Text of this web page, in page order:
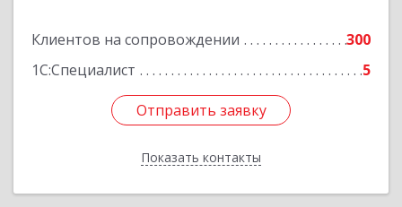
Клиентов на сопровождении
300
1С:Специалист
5
Отправить заявку
Показать контакты
Отправить заявку
Назад